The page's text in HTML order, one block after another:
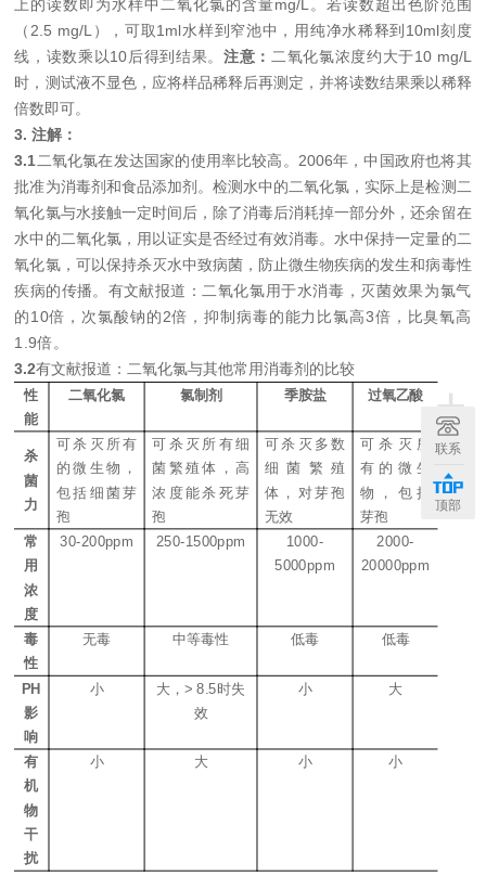
上的读数即为水样中二氧化氯的含量mg/L 。若读数超出色阶范围
（2.5 mg/L ） ，可取1ml水样到窄池中，用纯净水稀释到 10ml刻度
线，读数乘以10后得到结果。注意 ： 二氧化氯浓度约大于10mg/L
时，测试液不显色，应将样品稀释后再测定，并将读数结果乘以稀释
倍数即可。
3. 注解：
3.1二氧化氯在发达国家的使用率比较高。 2006年，中国政府也将其
批准为消毒剂和食品添加剂。检测水中的二氧化氯，实际上是检测二
氧化氯与水接触一定时间后，除了消毒后消耗掉一部分外，还余留在
水中的二氧化氯，用以证实是否经过有效消毒。 水中保持一定量的二
氧化氯，可以保持杀灭水中致病菌，防止微生物疾病的发生和病毒性
疾病的传播。有文献报道： 二氧化氯用于水消毒，灭菌效果为氯气
的10倍，次氯酸钠的2倍，抑制病毒的能力 比氯高3倍 ，比臭氧高
1.9倍。
3.2有文献报道： 二氧化氯与其他常用消毒剂的比较
+
性
能
二氧化氯 氯制剂 季胺盐 过氧乙酸
杀
菌
力
可杀灭所有
的微生物，
包括细菌芽
孢
可杀灭所有细
菌繁殖体，高
浓度能杀死芽
孢
可杀灭多数
细菌繁殖
体，对芽孢
无效
可杀灭所
有的微生
物，包括
芽孢
常
用
浓
度
30-200ppm 250-1500ppm
1000-
5000ppm
2000-
20000ppm
毒
性
无毒 中等毒性 低毒 低毒
PH
影
响
小 大，> 8.5时失
效
小 大
有
机
物
干
扰
小 大 小 小
联系
顶部